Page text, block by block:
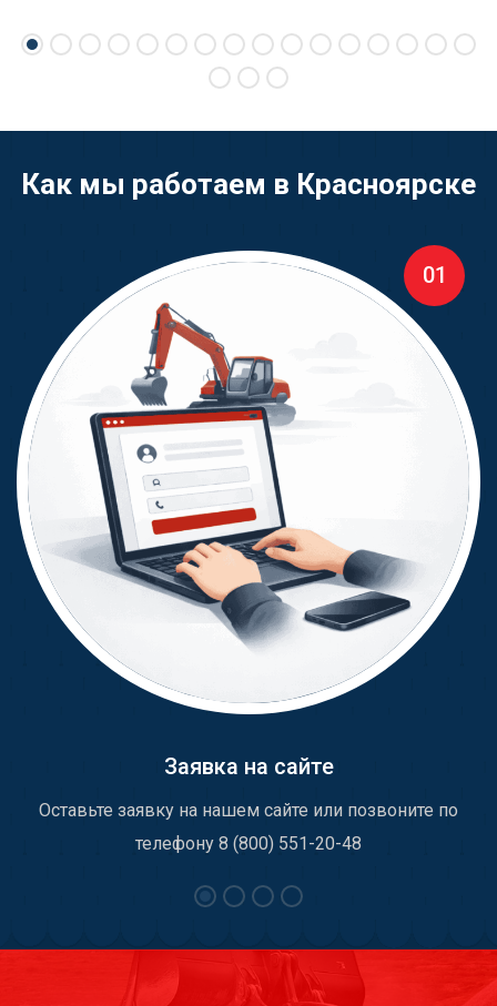
Как мы работаем в Красноярске
01
Заявка на сайте
Оставьте заявку на нашем сайте или позвоните по
телефону 8 (800) 551-20-48